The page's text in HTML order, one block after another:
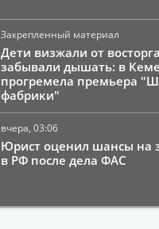
Закрепленный материал
Дети визжали от
забывали дышать: в
прогремела премьера
фабрики"
вчера, 03:06
Юрист оценил шансы на
в РФ после дела ФАС